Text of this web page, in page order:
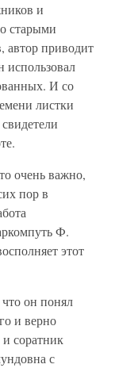
и
старыми
автор приводит
использовал
И со
листки
очень важно,
пор в
Ф.
этот
он понял
и верно
соратник
с